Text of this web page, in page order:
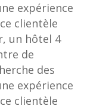
expérience
clientèle
un hôtel 4
de
des
expérience
clientèle